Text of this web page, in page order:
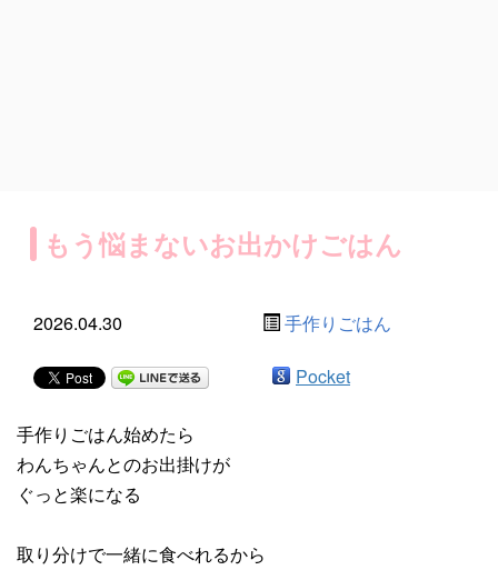
もう悩まないお出かけごはん
2026.04.30 手作りごはん
Pocket
手作りごはん始めたら
わんちゃんとのお出掛けが
ぐっと楽になる
取り分けで一緒に食べれるから